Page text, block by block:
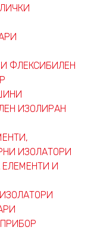
ФЛЕКСИБИЛЕН
ИЗОЛИРАН
ИЗОЛАТОРИ
И